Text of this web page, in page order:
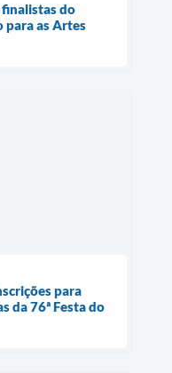
do
para as Artes
para
da 76ª Festa do